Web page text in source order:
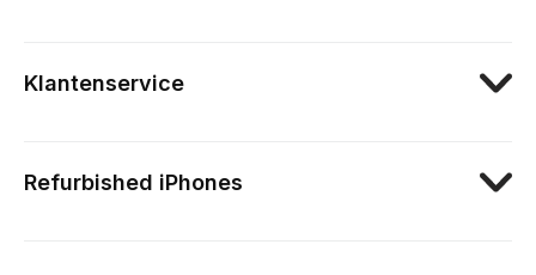
Klantenservice
Refurbished iPhones